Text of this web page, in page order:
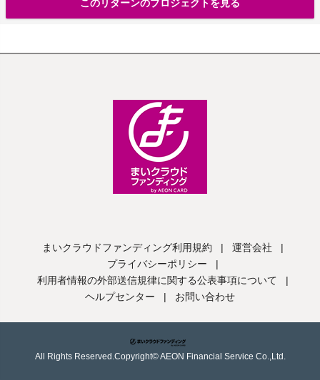
このリターンのプロジェクトを見る
まいクラウドファンディング利用規約 | 運営会社
|
プライバシーポリシー
|
利用者情報の外部送信規律に関する公表事項について
|
ヘルプセンター
| お問い合わせ
All Rights Reserved.Copyright© AEON Financial Service Co.,Ltd.